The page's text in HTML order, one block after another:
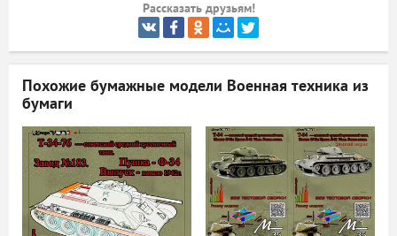
Рассказать друзьям!
Похожие бумажные модели Военная техника из
бумаги